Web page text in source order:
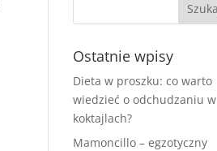
Ostatnie wpisy
Dieta w proszku: co warto
wiedzieć o odchudzaniu w
koktajlach?
Mamoncillo – egzotyczny